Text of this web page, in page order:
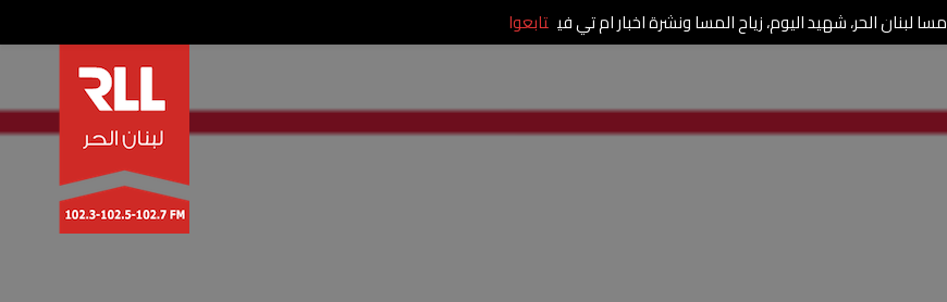
مسا لبنان الحر، شهيد اليوم، زياح المسا ونشرة اخبار ام تي في تابعوا